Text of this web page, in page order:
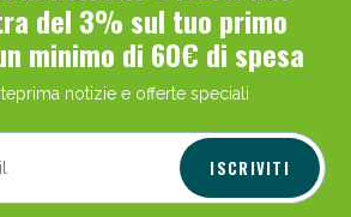
del 3% sul tuo primo
minimo di 60€ di spesa
notizie e offerte speciali
ISCRIVITI